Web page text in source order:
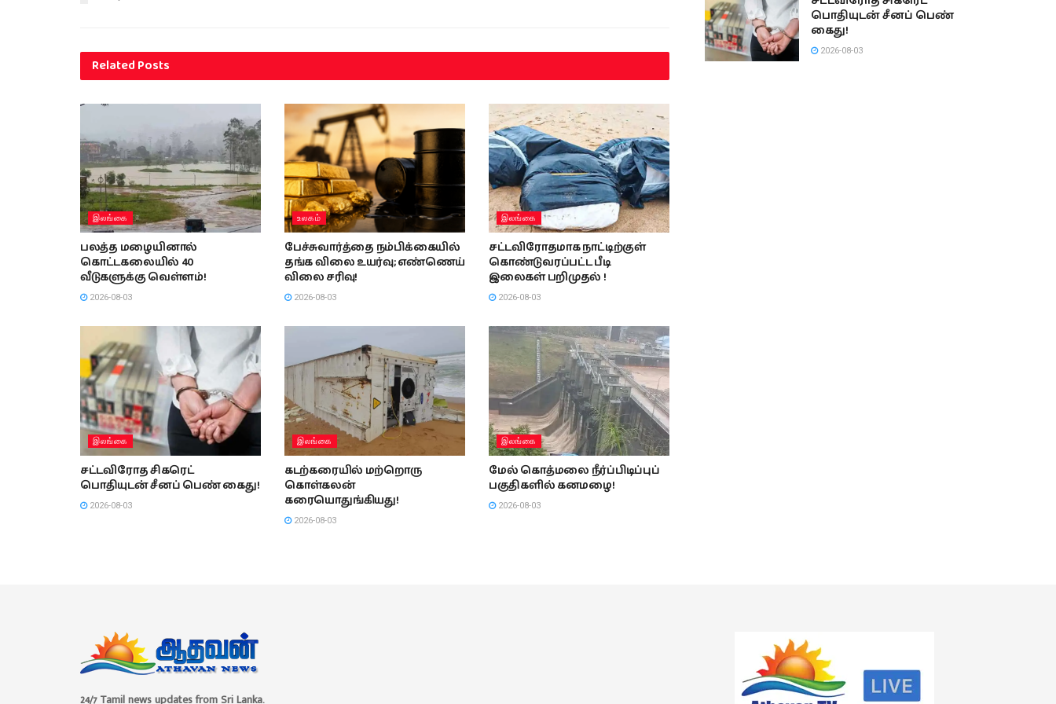
RelatedPosts
இலங்கை
பலத்த மழையினால்
கொட்டகலையில் 40
வீடுகளுக்கு வெள்ளம்!
2026-08-03
உலகம்
பேச்சுவார்த்தை நம்பிக்கையில்
தங்க விலை உயர்வு; எண்ணெய்
விலை சரிவு!
2026-08-03
இலங்கை
சட்டவிரோதமாக நாட்டிற்குள்
கொண்டுவரப்பட்ட பீடி
இலைகள் பறிமுதல் !
2026-08-03
இலங்கை
சட்டவிரோத சிகரெட்
பொதியுடன் சீனப் பெண் கைது!
2026-08-03
இலங்கை
கடற்கரையில் மற்றொரு
கொள்கலன்
கரையொதுங்கியது!
2026-08-03
இலங்கை
மேல் கொத்மலை நீர்ப்பிடிப்புப்
பகுதிகளில் கனமழை!
2026-08-03
பொதியுடன் சீனப் பெண்
கைது!
2026-08-03
24/7 Tamil news updates from Sri Lanka.